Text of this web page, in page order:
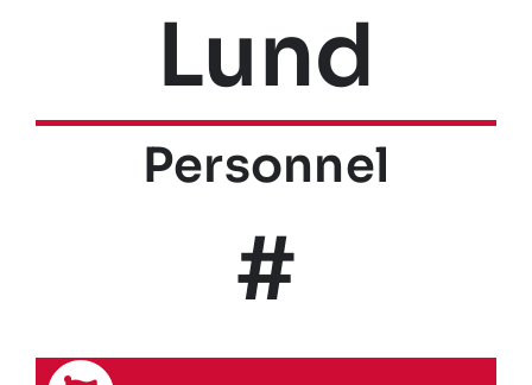
Lund
Personnel
#